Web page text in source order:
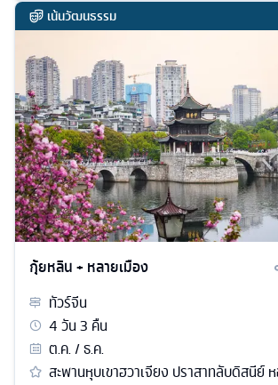
เน้นวัฒนธรรม
กุ้ยหลิน + หลายเมือง
ทัวร์จีน
4วัน3 คืน
ต.ค. / ธ.ค.
สะพานหุบเขาฮวาเจียง ปราสาทลับดิสนีย์